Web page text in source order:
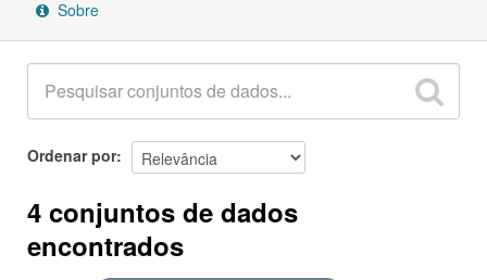
Sobre
Ordenar por
4 conjuntos de dados
encontrados